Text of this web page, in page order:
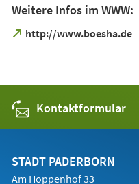
Weitere Infos im WWW:
http://www.boesha.de
(Öffnet
Tab)
Kontaktformular
STADT PADERBORN
Am Hoppenhof 33